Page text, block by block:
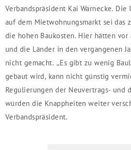
Verbandspräsident Kai Warnecke. Die
auf dem Mietwohnungsmarkt sei das
die hohen Baukosten. Hier hätten vor
und die Länder in den vergangenen
nicht gemacht. „Es gibt zu wenig
gebaut wird, kann nicht günstig
Regulierungen der Neuvertrags- und
würden die Knappheiten weiter
Verbandspräsident.